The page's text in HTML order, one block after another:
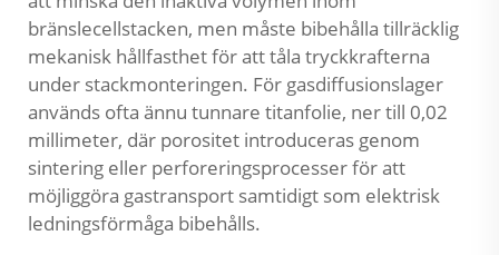
bränslecellstacken, men måste bibehålla tillräcklig
mekanisk hållfasthet för att tåla tryckkrafterna
under stackmonteringen. För gasdiffusionslager
används ofta ännu tunnare titanfolie, ner till 0,02
millimeter, där porositet introduceras genom
sintering eller perforeringsprocesser för att
möjliggöra gastransport samtidigt som elektrisk
ledningsförmåga bibehålls.